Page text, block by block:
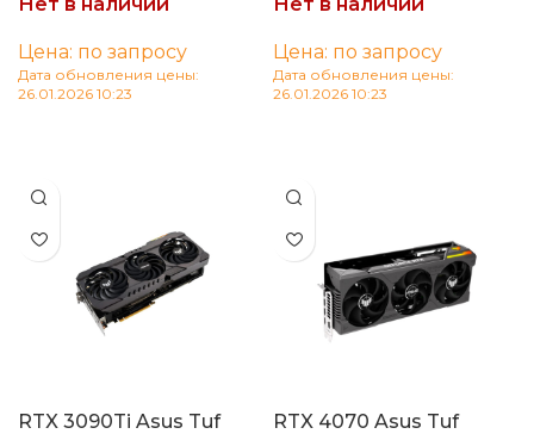
Цена: по запросу
Дата обновления цены:
26.01.2026 10:23
Цена: по запросу
Дата обновления цены:
26.01.2026 10:23
RTX 3090Ti Asus Tuf
RTX 4070 Asus Tuf